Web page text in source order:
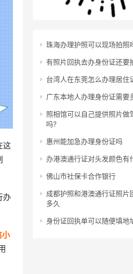
这
办
小
珠海办理护照可以现场拍照
有照片回执去办身份证还要
台湾人在东莞怎么办理居住
广东本地人办理身份证需要
照相馆可以自己提供照片做
吗?
惠州能加急办理身份证吗
办港澳通行证对头发颜色有
佛山市社保卡合作银行
成都护照和港澳通行证照片
多久
身份证回执单可以随便填地